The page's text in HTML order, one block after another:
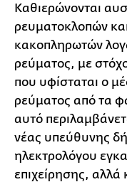
Καθιερώνονται
ρευματοκλοπών
κακοπληρωτών
ρεύματος, με
που υφίσταται ο
ρεύματος από τα
αυτό
νέας υπεύθυνης
ηλεκτρολόγου
επιχείρησης, αλλά